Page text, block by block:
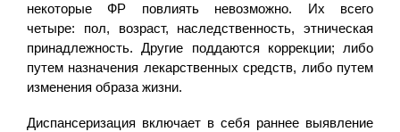
некоторые ФР повлиять невозможно. Их всего
четыре: пол, возраст, наследственность, этническая
принадлежность. Другие поддаются коррекции; либо
путем назначения лекарственных средств, либо путем
изменения образа жизни.
Диспансеризация включает в себя раннее выявление